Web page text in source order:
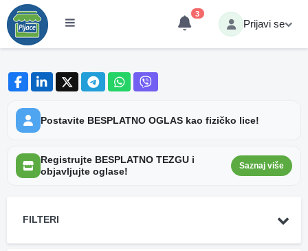
3
Prijavi se
Postavite BESPLATNO OGLAS kao fizičko lice!
Registrujte BESPLATNO TEZGU i
objavljujte oglase!
Saznaj više
FILTERI